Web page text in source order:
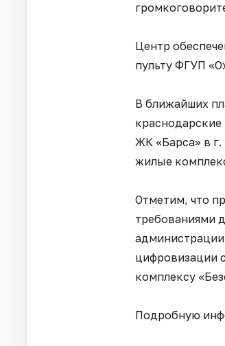
Центр
пульту ФГУП
В ближайших
ЖК «Барса» в
жилые
Отметим, что
требованиями
цифровизации
комплексу
Подробную